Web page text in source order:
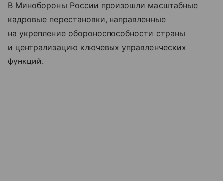
В Минобороны России произошли масштабные
кадровые перестановки, направленные
на укрепление обороноспособности страны
и централизацию ключевых управленческих
функций.